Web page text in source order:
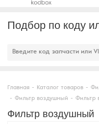
Подбор по коду
Главная - Каталог товаров -
- Фильтр воздушный - Фильтр
Фильтр воздушный